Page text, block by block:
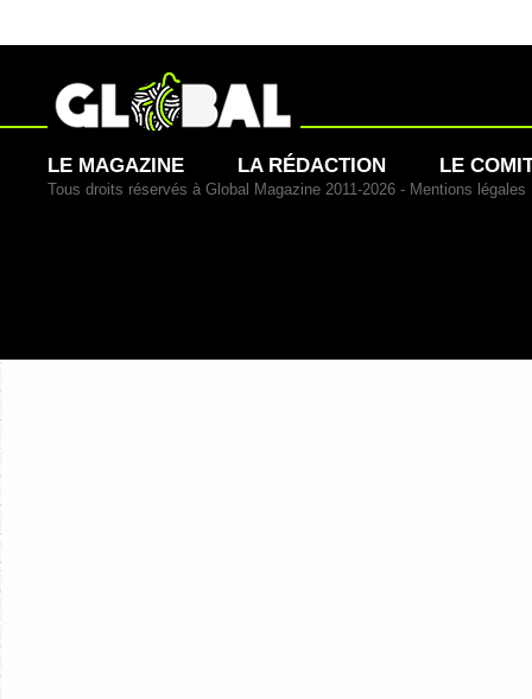
LE MAGAZINE LA RÉDACTION LE
Tous droits réservés à Global Magazine 2011-2026 - Mentions légales